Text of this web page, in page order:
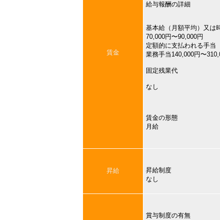
賃金
給与報酬の詳細
基本給（月額平均）又は
70,000円〜90,000円
定額的に支払われる手当
業務手当140,000円〜
固定残業代
なし
賃金の形態
月給
昇給
昇給制度
なし
賞与制度の有無